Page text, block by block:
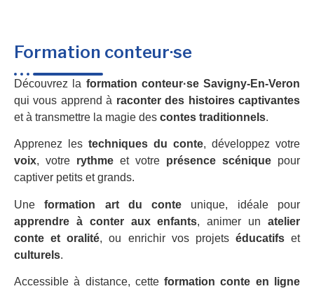
Formation conteur·se
Découvrez la formation conteur·se Savigny-En-Veron
qui vous apprend à raconter des histoires captivantes
et à transmettre la magie des contes traditionnels.
Apprenez les techniques du conte, développez votre
voix, votre rythme et votre présence scénique pour
captiver petits et grands.
Uneformation art du conte unique, idéale pour
apprendre à conter aux enfants, animer unatelier
conte et oralité, ou enrichir vos projets éducatifset
culturels.
Accessible à distance, cetteformation conte en ligne